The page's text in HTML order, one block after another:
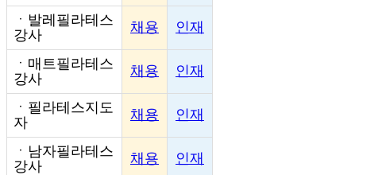
ㆍ 발레필라테스
강사
채용 인재
ㆍ 매트필라테스
강사
채용 인재
ㆍ 필라테스지도
자
채용 인재
ㆍ 남자필라테스
강사
채용 인재